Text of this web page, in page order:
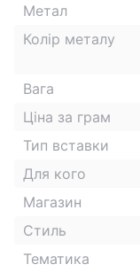
Метал
Колір металу
Вага
Ціна за грам
Тип вставки
Для кого
Магазин
Стиль
Тематика